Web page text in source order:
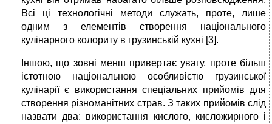
Всі ці технологічні методи служать, проте, лише
одним з елементів створення національного
кулінарного колориту в грузинській кухні [3].
Іншою, що зовні менш привертає увагу, проте більш
істотною національною особливістю грузинської
кулінарії є використання спеціальних прийомів для
створення різноманітних страв. З таких прийомів слід
назвати два: використання кислого, кисложирного і